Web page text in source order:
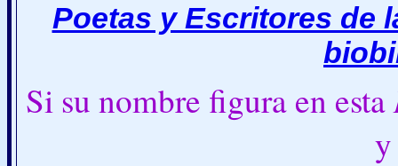
Poetas y Escritores de
Si su nombre figura en esta